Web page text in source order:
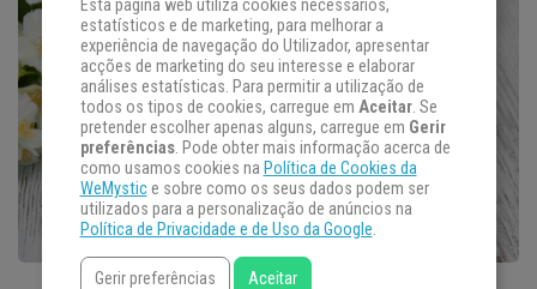
Esta página web utiliza cookies necessários,
estatísticos e de marketing, para melhorar a
experiência de navegação do Utilizador, apresentar
acções de marketing do seu interesse e elaborar
análises estatísticas. Para permitir a utilização de
todos os tipos de cookies, carregue em Aceitar. Se
pretender escolher apenas alguns, carregue em Gerir
preferências. Pode obter mais informação acerca de
como usamos cookies na Política de Cookies da
WeMystice sobre como os seus dados podem ser
utilizados para a personalização de anúncios na
Política de Privacidade e de Uso da Google.
Gerir preferências Aceitar